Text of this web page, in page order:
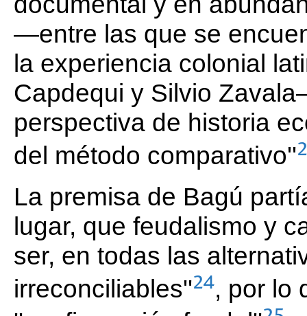
—entre las que se
la experiencia colonial
Capdequi y Silvio
perspectiva de historia
del método comparativo''
La premisa de Bagú
lugar, que feudalismo y
ser, en todas las
irreconciliables''24, por lo